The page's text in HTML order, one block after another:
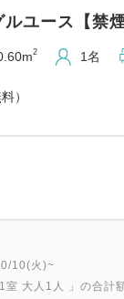
ユース【禁煙
2 1名
）
10(火)~
室 大人1人
」の合計